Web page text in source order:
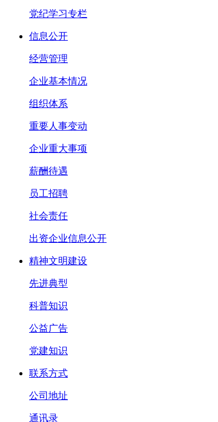
党纪学习专栏
信息公开
经营管理
企业基本情况
组织体系
重要人事变动
企业重大事项
薪酬待遇
员工招聘
社会责任
出资企业信息公开
精神文明建设
先进典型
科普知识
公益广告
党建知识
联系方式
公司地址
通讯录